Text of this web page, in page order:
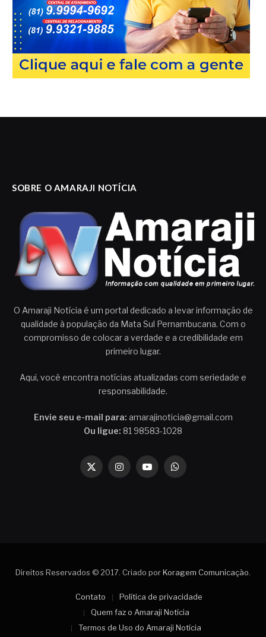
SOBRE O AMARAJI NOTÍCIA
O Amaraji Notícia é um portal dedicado a levar informação de
qualidade à população da Mata Sul Pernambucana. Com o
compromisso de colocar a verdade e a credibilidade em
primeiro lugar.
Aqui, você encontra notícias atualizadas com seriedade e
responsabilidade.
Envie seu e-mail para: amarajinoticia@gmail.com
Ou ligue: 81 98583-1028
X
InstagramYouTubeWhatsApp
Direitos Reservados © 2017. Criado porKoragem Comunicação.
Contato
Política de privacidade
Quem faz o Amaraji Notícia
Termos de Uso do Amaraji Notícia